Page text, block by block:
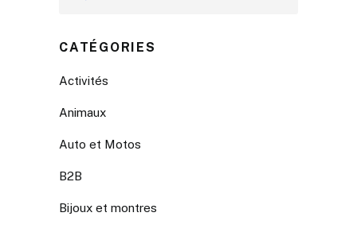
CATÉGORIES
Activités
Animaux
Auto et Motos
B2B
Bijoux et montres